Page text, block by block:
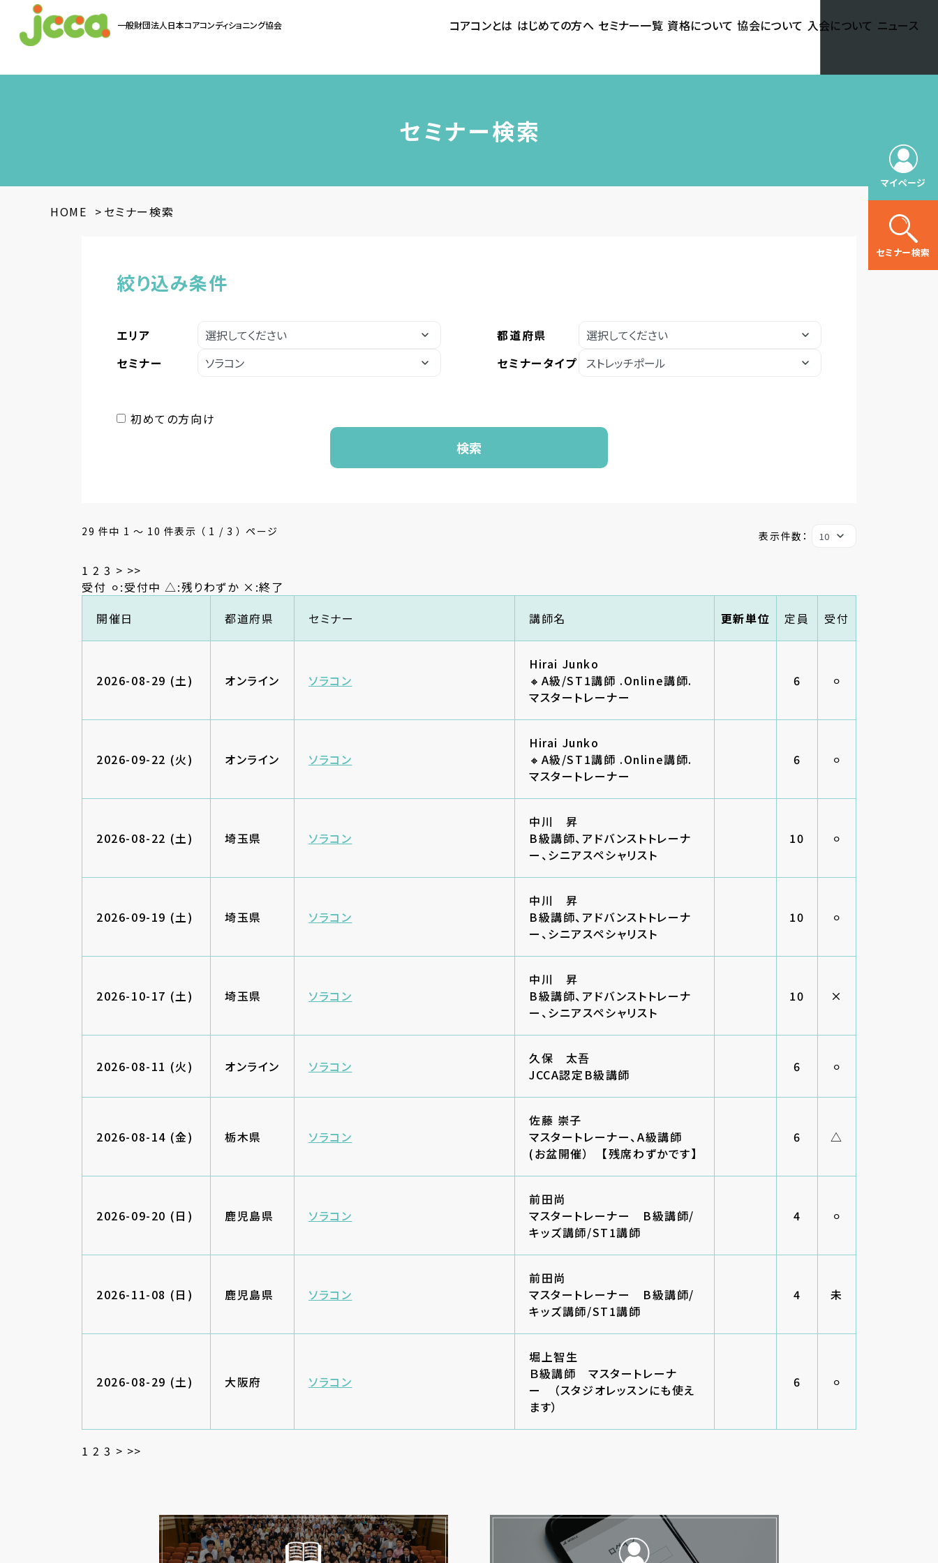
一般財団法人日本コアコンディショニング協会 コアコンとは はじめての方へ セミナー一覧 資格について 協会について 入会について ニュース
セミナー検索
HOME > セミナー検索
絞り込み条件
エリア
都道府県
セミナー
セミナータイプ
初めての方向け
検索
29 件中 1 〜 10 件表示 （ 1 / 3 ） ページ 表示件数：
1 2 3 > >>
受付 ⚪︎:受付中 △:残りわずか ×:終了
開催日
都道府県 セミナー 講師名 更新単位 定員 受付
2026-08-29 (土) オンライン ソラコン
Hirai Junko
🔸A級/ST1講師 .Online講師.
マスタートレーナー
6 ⚪︎
2026-09-22 (火) オンライン ソラコン
Hirai Junko
🔸A級/ST1講師 .Online講師.
マスタートレーナー
6 ⚪︎
2026-08-22 (土) 埼玉県 ソラコン
中川 昇
B級講師、アドバンストトレーナ
ー、シニアスペシャリスト
10 ⚪︎
2026-09-19 (土) 埼玉県 ソラコン
中川 昇
B級講師、アドバンストトレーナ
ー、シニアスペシャリスト
10 ⚪︎
2026-10-17 (土) 埼玉県 ソラコン
中川 昇
B級講師、アドバンストトレーナ
ー、シニアスペシャリスト
10 ×
2026-08-11 (火) オンライン ソラコン
久保 太吾
JCCA認定B級講師
6 ⚪︎
2026-08-14 (金) 栃木県 ソラコン
佐藤 崇子
マスタートレーナー、A級講師
(お盆開催） 【残席わずかです】
6 △
2026-09-20 (日) 鹿児島県 ソラコン
前田尚
マスタートレーナー B級講師/
キッズ講師/ST1講師
4 ⚪︎
2026-11-08 (日) 鹿児島県 ソラコン
前田尚
マスタートレーナー B級講師/
キッズ講師/ST1講師
4 未
2026-08-29 (土) 大阪府 ソラコン
堀上智生
Ｂ級講師 マスタートレーナ
ー （スタジオレッスンにも使え
ます）
6 ⚪︎
1 2 3 > >>
マイページ
セミナー検索